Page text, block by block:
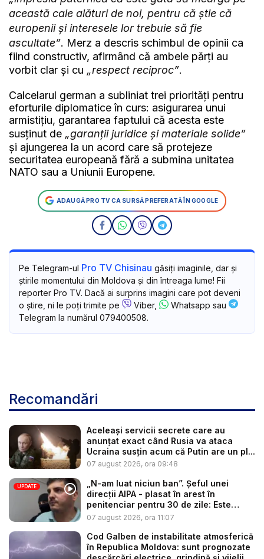
această cale alături de noi, pentru că știe că
europenii și interesele lor trebuie să fie
ascultate”. Merz a descris schimbul de opinii ca
fiind constructiv, afirmând că ambele părți au
vorbit clar și cu „respect reciproc”.
Calcelarul german a subliniat trei priorități pentru
eforturile diplomatice în curs: asigurarea unui
armistițiu, garantarea faptului că acesta este
susținut de „garanții juridice și materiale solide”
și ajungerea la un acord care să protejeze
securitatea europeană fără a submina unitatea
NATO sau a Uniunii Europene.
ADAUGĂ PRO TV CA SURSĂ PREFERATĂ ÎN GOOGLE
Pe Telegram-ul Pro TV Chisinau găsiți imaginile, dar și
știrile momentului din Moldova și din întreaga lume! Fii
reporter Pro TV. Dacă ai surprins imagini care pot deveni
o știre, ni le poți trimite pe
Viber,
Whatsapp sau
Telegram la numărul 079400508.
Recomandări
Aceleași servicii secrete care au
anunțat exact când Rusia va ataca
Ucraina susțin acum că Putin are un pl...
07 august 2026, ora 09:48
UPDATE
„N-am luat niciun ban”. Șeful unei
direcții AIPA - plasat în arest în
penitenciar pentru 30 de zile: Este
cerc...
07 august 2026, ora 11:07
Cod Galben de instabilitate atmosferică
în Republica Moldova: sunt prognozate